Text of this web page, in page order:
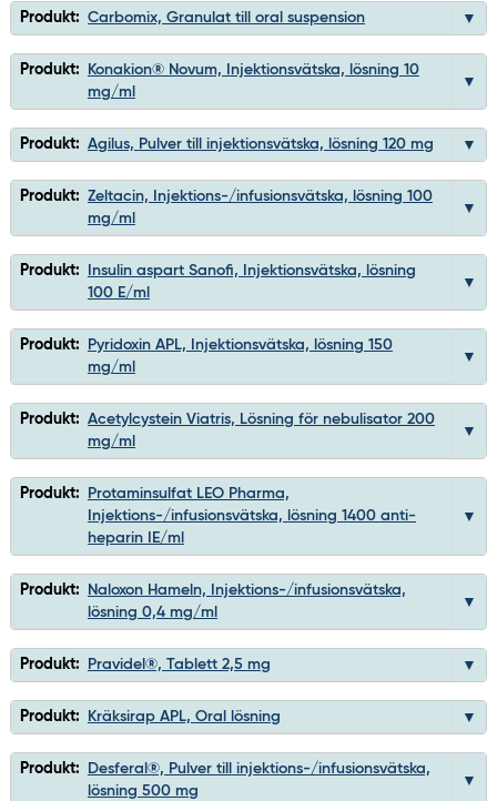
Produkt: Carbomix, Granulat till oral suspension
Produkt:
Konakion® Novum, Injektionsvätska, lösning 10
mg/ml
Produkt: Agilus, Pulver till injektionsvätska, lösning 120 mg
Produkt: Zeltacin, Injektions-/infusionsvätska, lösning 100
mg/ml
Produkt:
Insulin aspart Sanofi, Injektionsvätska, lösning
100 E/ml
Produkt:
Pyridoxin APL, Injektionsvätska, lösning 150
mg/ml
Produkt: Acetylcystein Viatris, Lösning för nebulisator 200
mg/ml
Produkt:
Protaminsulfat LEO Pharma,
Injektions-/infusionsvätska, lösning 1400 anti-
heparin IE/ml
Produkt:
Naloxon Hameln, Injektions-/infusionsvätska,
lösning 0,4 mg/ml
Produkt: Pravidel®, Tablett 2,5 mg
Produkt: Kräksirap APL, Oral lösning
Produkt:
Desferal®, Pulver till injektions-/infusionsvätska,
lösning 500 mg